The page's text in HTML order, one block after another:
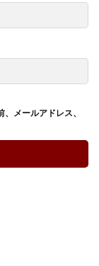
メールアドレス、